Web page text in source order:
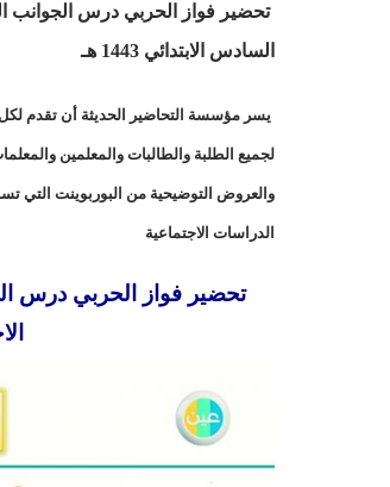
تحضير فواز الحربي درس الجوانب
السادس الابتدائي 1443 هـ
يسر مؤسسة التحاضير الحديثة أن تقدم لكل
لجميع الطلبة والطالبات والمعلمين
والعروض التوضيحية من البوربوينت التي
الدراسات الاجتماعية
تحضير فواز الحربي درس